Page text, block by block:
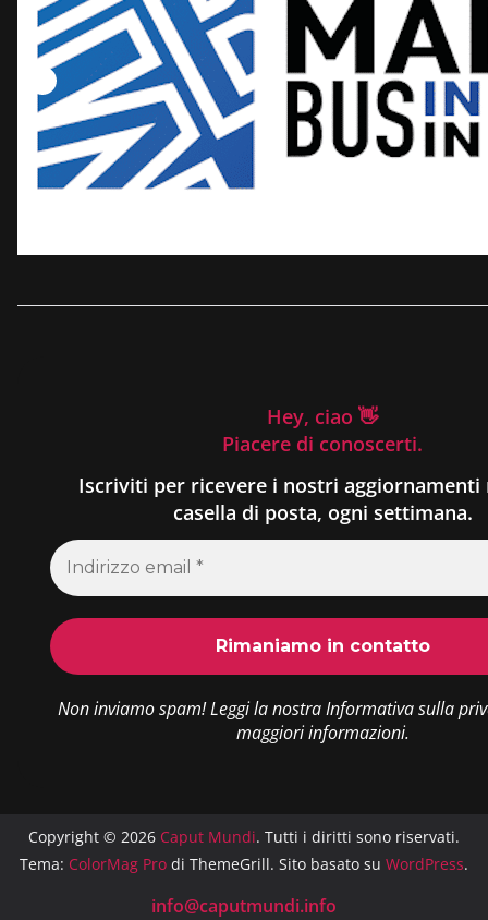
Hey, ciao 👋
Piacere di conoscerti.
Iscriviti per ricevere i nostri aggiornamenti
casella di posta, ogni settimana.
Non inviamo spam! Leggi la nostraInformativa sulla
maggiori informazioni.
Copyright © 2026 Caput Mundi. Tutti i diritti sono riservati.
Tema: ColorMag Pro di ThemeGrill. Sito basato su WordPress.
info@caputmundi.info